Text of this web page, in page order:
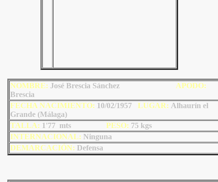
NOMBRE: José Brescia Sánchez APODO:
Brescia
FECHA NACIMIENTO: 10/02/1957 LUGAR: Alhaurín el
Grande (Málaga)
TALLA: 1'77 mts PESO: 75 kgs
INTERNACIONAL: Ninguna
DEMARCACIÓN: Defensa